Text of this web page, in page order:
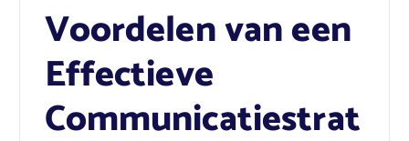
Voordelen van een
Effectieve
Communicatiestrat